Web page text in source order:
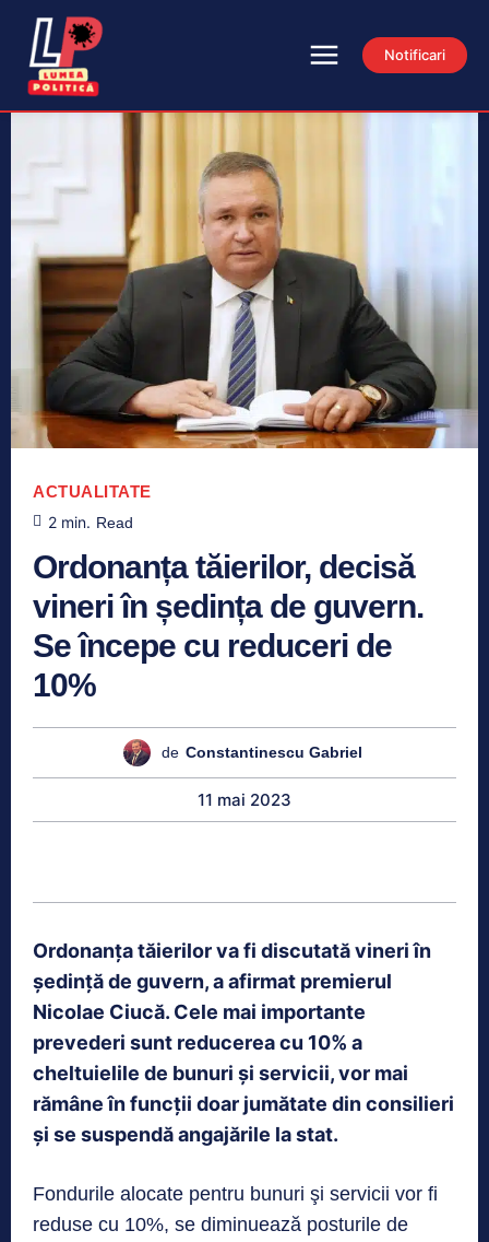
Notificari
ACTUALITATE
2 min. Read
Ordonanța tăierilor, decisă
vineri în ședința de guvern.
Se începe cu reduceri de
10%
de Constantinescu Gabriel
11 mai 2023
Ordonanța tăierilor va fi discutată vineri în
ședință de guvern, a afirmat premierul
Nicolae Ciucă. Cele mai importante
prevederi sunt reducerea cu 10% a
cheltuielile de bunuri și servicii, vor mai
rămâne în funcții doar jumătate din consilieri
și se suspendă angajările la stat.
Fondurile alocate pentru bunuri şi servicii vor fi
reduse cu 10%, se diminuează posturile de